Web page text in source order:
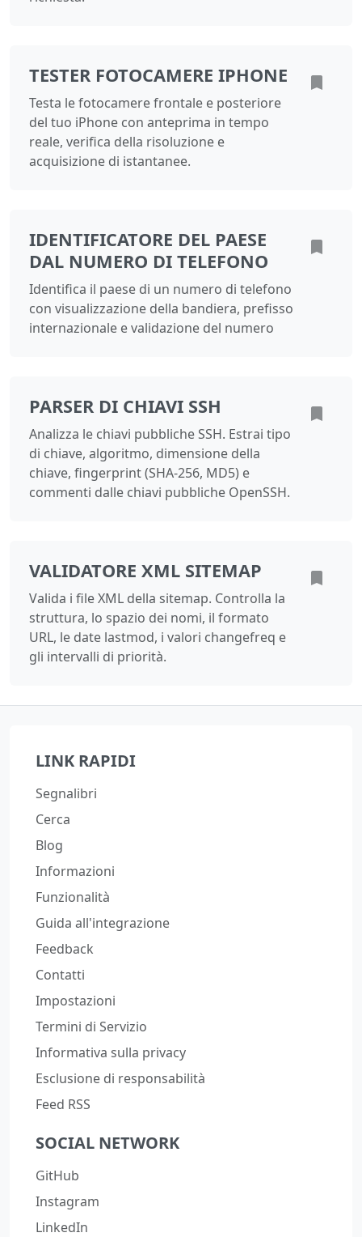
TESTER FOTOCAMERE IPHONE
Testa le fotocamere frontale e posteriore
del tuo iPhone con anteprima in tempo
reale, verifica della risoluzione e
acquisizione di istantanee.
IDENTIFICATORE DEL PAESE
DAL NUMERO DI TELEFONO
Identifica il paese di un numero di telefono
con visualizzazione della bandiera, prefisso
internazionale e validazione del numero
PARSER DI CHIAVI SSH
Analizza le chiavi pubbliche SSH. Estrai tipo
di chiave, algoritmo, dimensione della
chiave, fingerprint (SHA-256, MD5) e
commenti dalle chiavi pubbliche OpenSSH.
VALIDATORE XML SITEMAP
Valida i file XML della sitemap. Controlla la
struttura, lo spazio dei nomi, il formato
URL, le date lastmod, i valori changefreq e
gli intervalli di priorità.
LINK RAPIDI
Segnalibri
Cerca
Blog
Informazioni
Funzionalità
Guida all'integrazione
Feedback
Contatti
Impostazioni
Termini di Servizio
Informativa sulla privacy
Esclusione di responsabilità
Feed RSS
SOCIAL NETWORK
GitHub
Instagram
LinkedIn